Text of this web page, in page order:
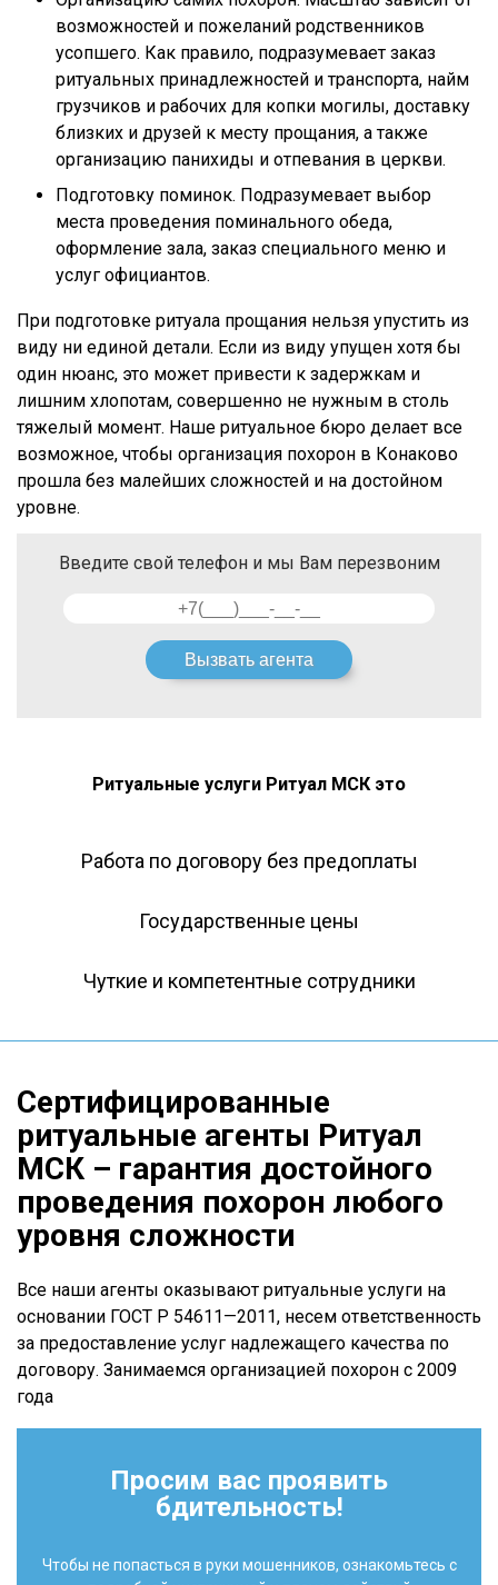
возможностей и пожеланий родственников
усопшего. Как правило, подразумевает заказ
ритуальных принадлежностей и транспорта, найм
грузчиков и рабочих для копки могилы, доставку
близких и друзей к месту прощания, а также
организацию панихиды и отпевания в церкви.
Подготовку поминок. Подразумевает выбор
места проведения поминального обеда,
оформление зала, заказ специального меню и
услуг официантов.
При подготовке ритуала прощания нельзя упустить из
виду ни единой детали. Если из виду упущен хотя бы
один нюанс, это может привести к задержкам и
лишним хлопотам, совершенно не нужным в столь
тяжелый момент. Наше ритуальное бюро делает все
возможное, чтобы организация похорон в Конаково
прошла без малейших сложностей и на достойном
уровне.
Введите свой телефон и мы Вам перезвоним
Ритуальные услуги Ритуал МСК это
Работа по договору без предоплаты
Государственные цены
Чуткие и компетентные сотрудники
Сертифицированные
ритуальные агенты Ритуал
МСК – гарантия достойного
проведения похорон любого
уровня сложности
Все наши агенты оказывают ритуальные услуги на
основании ГОСТ Р 54611—2011, несем ответственность
за предоставление услуг надлежащего качества по
договору. Занимаемся организацией похорон с 2009
года
Просим вас проявить
бдительность!
Чтобы не попасться в руки мошенников, ознакомьтесь с